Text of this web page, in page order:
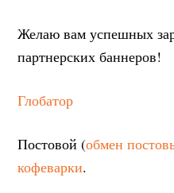
Желаю вам успешных
партнерских баннеров!
Глобатор
Постовой (обмен
кофеварки.